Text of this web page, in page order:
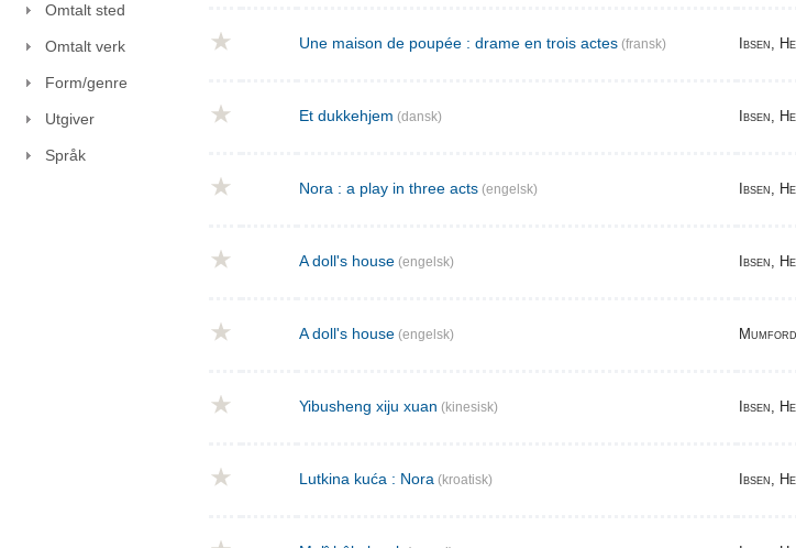
Omtalt sted
Omtalt verk
Form/genre
Utgiver
Språk
Une maison de poupée : drame en trois actes (fransk) Ibsen,
Et dukkehjem (dansk) Ibsen,
Nora : a play in three acts (engelsk) Ibsen,
A doll's house (engelsk) Ibsen,
A doll's house (engelsk)
Yibusheng xiju xuan (kinesisk) Ibsen,
Lutkina kuća : Nora (kroatisk) Ibsen,